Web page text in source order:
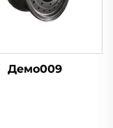
Демо009